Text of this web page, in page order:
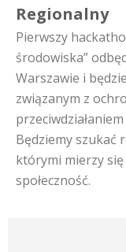
Regionalny
Pierwszy
środowiska”
Warszawie i
związanym z
Będziemy szukać
którymi mierzy
społeczność.